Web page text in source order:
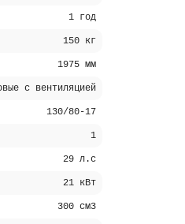
1 год
150 кг
1975 мм
с вентиляцией
130/80-17
1
29 л.с
21 кВт
300 см3